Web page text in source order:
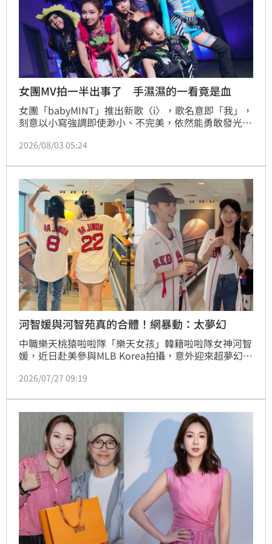
女團MV拍一半出事了 手濕濕的一看竟是血
女團「babyMINT」推出新歌〈i〉，歌名意即「我」，
刻意以小寫強調即使渺小、不完美，依然能勇敢發光，
音效，例如槍聲、爆炸聲、泡泡音效以及人聲效果；
少女搜索隊，穿梭於超現實道具、荒誕競技關卡與奇異
野生動物交織而成的迷宮樂園。
2026/08/03 05:24
河智媛與河智苑真的合體！網暴動：太夢幻
中職樂天桃猿啦啦隊「樂天女孩」韓籍啦啦隊女神河智
媛，近日赴美參與MLB Korea拍攝，意外迎來超夢幻合
韓文名字同樣都是「하지원（Ha Ji Won）」，這場
思議，也掀起台、韓球迷熱烈討論。
2026/07/27 09:19